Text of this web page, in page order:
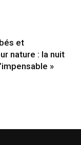
et
nature : la nuit
»